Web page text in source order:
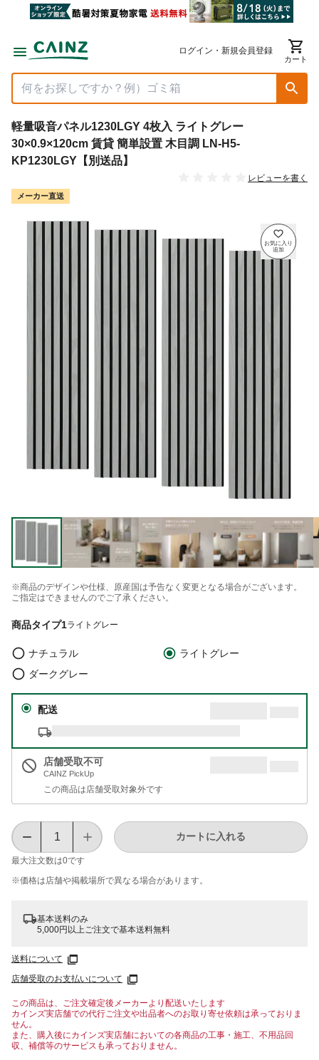
ログイン・新規会員登録
カート
軽量吸音パネル1230LGY 4枚入 ライトグレー
30×0.9×120cm 賃貸 簡単設置 木目調 LN-H5-
KP1230LGY【別送品】
レビューを書く
メーカー直送
※商品のデザインや仕様、原産国は予告なく変更となる場合がございます。
ご指定はできませんのでご了承ください。
商品タイプ1ライトグレー
ナチュラル
ライトグレー
ダークグレー
配送
店舗受取不可
CAINZ PickUp
この商品は店舗受取対象外です
最大注文数は0です
カートに入れる
※価格は​店舗や​掲載場所で​異なる​場合が​あります。
基本送料のみ
5,000円以上ご注文で基本送料無料
送料について
店舗受取のお支払いについて
この商品は、ご注文確定後メーカーより配送いたします
カインズ実店舗での代行ご注文や出品者へのお取り寄せ依頼は承っておりま
せん。
また、購入後にカインズ実店舗においての各商品の工事・施工、不用品回
収、補償等のサービスも承っておりません。